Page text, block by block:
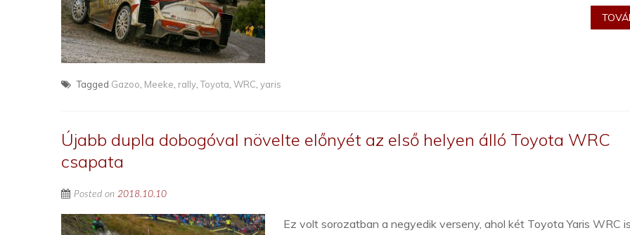
Tagged Gazoo Meeke rally ,Toyota WRC yaris
Újabb dupla dobogóval növelte előnyét az első helyen álló Toyota WRC
csapata
Posted on 2018.10.10
Ez volt sorozatban a negyedik verseny, ahol két Toyota Yaris WRC is